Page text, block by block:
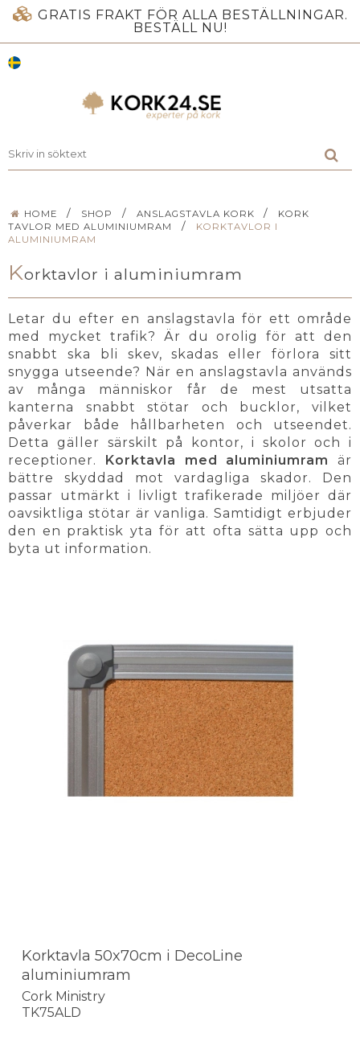
GRATIS FRAKT FÖR ALLA BESTÄLLNINGAR.
BESTÄLL NU!
HOME / SHOP / ANSLAGSTAVLA KORK /
KORK
TAVLOR MED ALUMINIUMRAM
/
KORKTAVLOR I
ALUMINIUMRAM
Korktavlor i aluminiumram
Letar du efter en anslagstavla för ett område
med mycket trafik? Är du orolig för att den
snabbt ska bli skev, skadas eller förlora sitt
snygga utseende? När en anslagstavla används
av många människor får de mest utsatta
kanterna snabbt stötar och bucklor, vilket
påverkar både hållbarheten och utseendet.
Detta gäller särskilt på kontor, i skolor och i
receptioner.
Korktavla med aluminiumram
är
bättre skyddad mot vardagliga skador. Den
passar utmärkt i livligt trafikerade miljöer där
oavsiktliga stötar är vanliga. Samtidigt erbjuder
den en praktisk yta för att ofta sätta upp och
byta ut information.
Korktavla 50x70cm i DecoLine
aluminiumram
Cork Ministry
TK75ALD